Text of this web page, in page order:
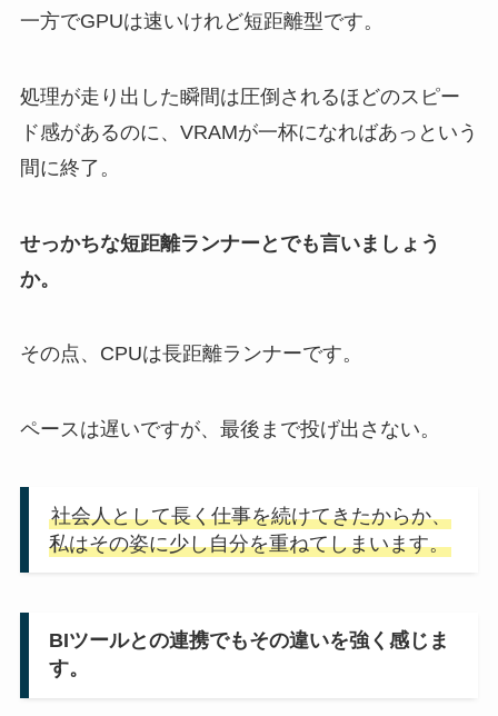
一方でGPUは速いけれど短距離型です。
処理が走り出した瞬間は圧倒されるほどのスピー
ド感があるのに、VRAMが一杯になればあっという
間に終了。
せっかちな短距離ランナーとでも言いましょう
か。
その点、CPUは長距離ランナーです。
ペースは遅いですが、最後まで投げ出さない。
社会人として長く仕事を続けてきたからか、
私はその姿に少し自分を重ねてしまいます。
BIツールとの連携でもその違いを強く感じま
す。